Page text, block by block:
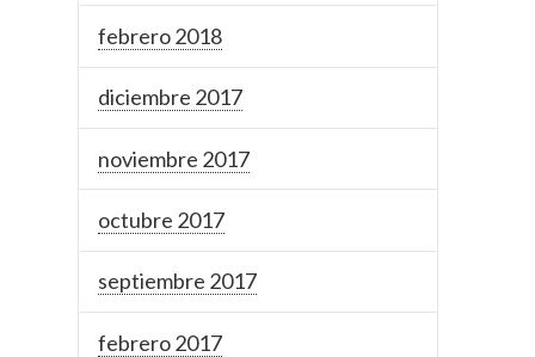
febrero 2018
diciembre 2017
noviembre 2017
octubre 2017
septiembre 2017
febrero 2017